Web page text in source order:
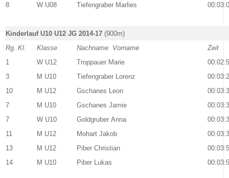
8
W U08 Tiefengraber Marlies
Kinderlauf U10 U12 JG 2014-17 (900m)
Rg. Kl.
Klasse Nachname Vorname
Zeit
1
W U12 Troppauer Marie
3
M U10 Tiefengraber Lorenz
10
M U12 Gschanes Leon
7
M U10 Gschanes Jamie
7
W U10 Goldgruber Anna
11
M U12 Mohart Jakob
13
M U12 Piber Christian
14
M U10 Piber Lukas